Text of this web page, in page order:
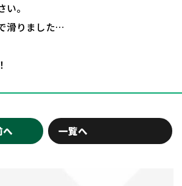
相談予約
。
滑りました…
へ 一覧へ